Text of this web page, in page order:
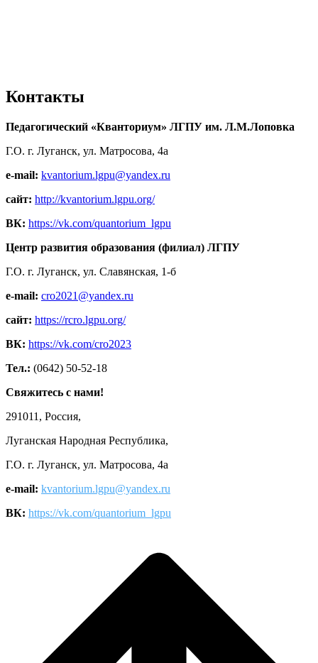
Контакты
Педагогический «Кванториум» ЛГПУ им. Л.М.Лоповка
Г.О. г. Луганск, ул. Матросова, 4а
e-mail: kvantorium.lgpu@yandex.ru
сайт: http://kvantorium.lgpu.org/
ВК: https://vk.com/quantorium_lgpu
Центр развития образования (филиал) ЛГПУ
Г.О. г. Луганск, ул. Славянская, 1-б
e-mail: cro2021@yandex.ru
сайт: https://rcro.lgpu.org/
ВК: https://vk.com/cro2023
Тел.: (0642) 50-52-18
Свяжитесь с нами!
291011, Россия,
Луганская Народная Республика,
Г.О. г. Луганск, ул. Матросова, 4а
e-mail: kvantorium.lgpu@yandex.ru
ВК: https://vk.com/quantorium_lgpu